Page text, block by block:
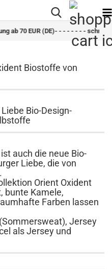
(DE)- - - - - - - - schneller
Biostoffe von
Bio-Design-
auch die neue Bio-
Liebe, die von
Orient Oxident
bunte Kamele,
Farben lassen
Jersey
als Jersey und